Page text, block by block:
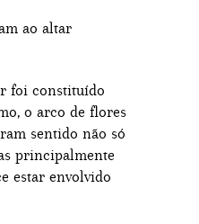
ao altar
foi constituído
o arco de flores
sentido não só
principalmente
estar envolvido